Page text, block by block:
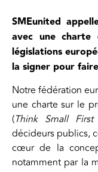
SMEunited
avec une
législations
la signer pour
Notre fédération
une charte sur le
(Think Small First
décideurs publics,
cœur de la
notamment par la